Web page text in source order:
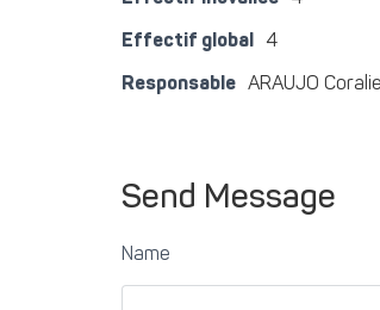
Effectif global 4
Responsable ARAUJO Coralie
Send Message
Name